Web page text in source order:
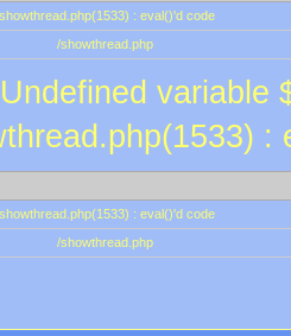
: eval()'d code
/showthread.php
variable
:
: eval()'d code
/showthread.php